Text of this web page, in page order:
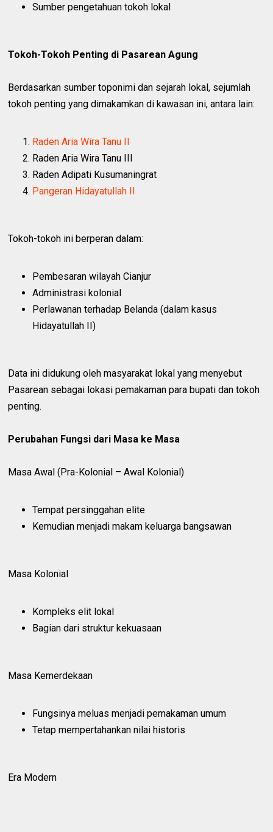
Sumber pengetahuan tokoh lokal
Tokoh-Tokoh Penting di Pasarean Agung
Berdasarkan sumber toponimi dan sejarah lokal, sejumlah
tokoh penting yang dimakamkan di kawasan ini, antara lain:
Raden Aria Wira Tanu II
Raden Aria Wira Tanu III
Raden Adipati Kusumaningrat
Pangeran Hidayatullah II
Tokoh-tokoh ini berperan dalam:
Pembesaran wilayah Cianjur
Administrasi kolonial
Perlawanan terhadap Belanda (dalam kasus
Hidayatullah II)
Data ini didukung oleh masyarakat lokal yang menyebut
Pasarean sebagai lokasi pemakaman para bupati dan tokoh
penting.
Perubahan Fungsi dari Masa ke Masa
Masa Awal (Pra-Kolonial – Awal Kolonial)
Tempat persinggahan elite
Kemudian menjadi makam keluarga bangsawan
Masa Kolonial
Kompleks elit lokal
Bagian dari struktur kekuasaan
Masa Kemerdekaan
Fungsinya meluas menjadi pemakaman umum
Tetap mempertahankan nilai historis
Era Modern